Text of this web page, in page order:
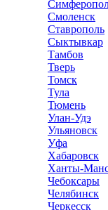
Смоленск
Ставрополь
Сыктывкар
Тамбов
Тверь
Томск
Тула
Тюмень
Улан-Удэ
Ульяновск
Уфа
Хабаровск
Ханты-
Чебоксары
Челябинск
Черкесск